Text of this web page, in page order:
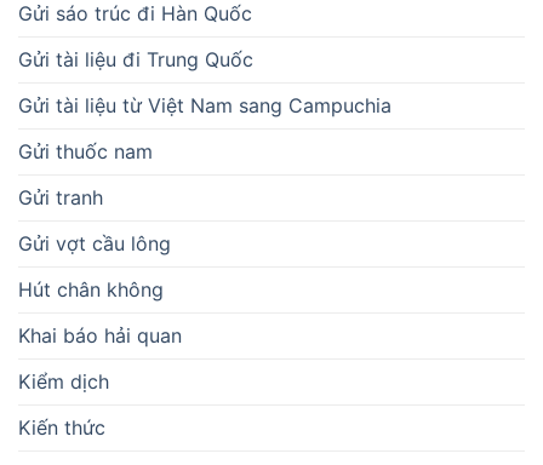
Gửi sáo trúc đi Hàn Quốc
Gửi tài liệu đi Trung Quốc
Gửi tài liệu từ Việt Nam sang Campuchia
Gửi thuốc nam
Gửi tranh
Gửi vợt cầu lông
Hút chân không
Khai báo hải quan
Kiểm dịch
Kiến thức